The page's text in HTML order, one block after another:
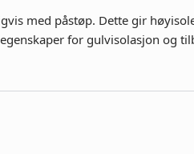
med påstøp. Dette gir
for gulvisolasjon og